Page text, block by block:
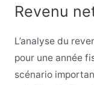
Revenu
L’analyse du
pour une année
scénario